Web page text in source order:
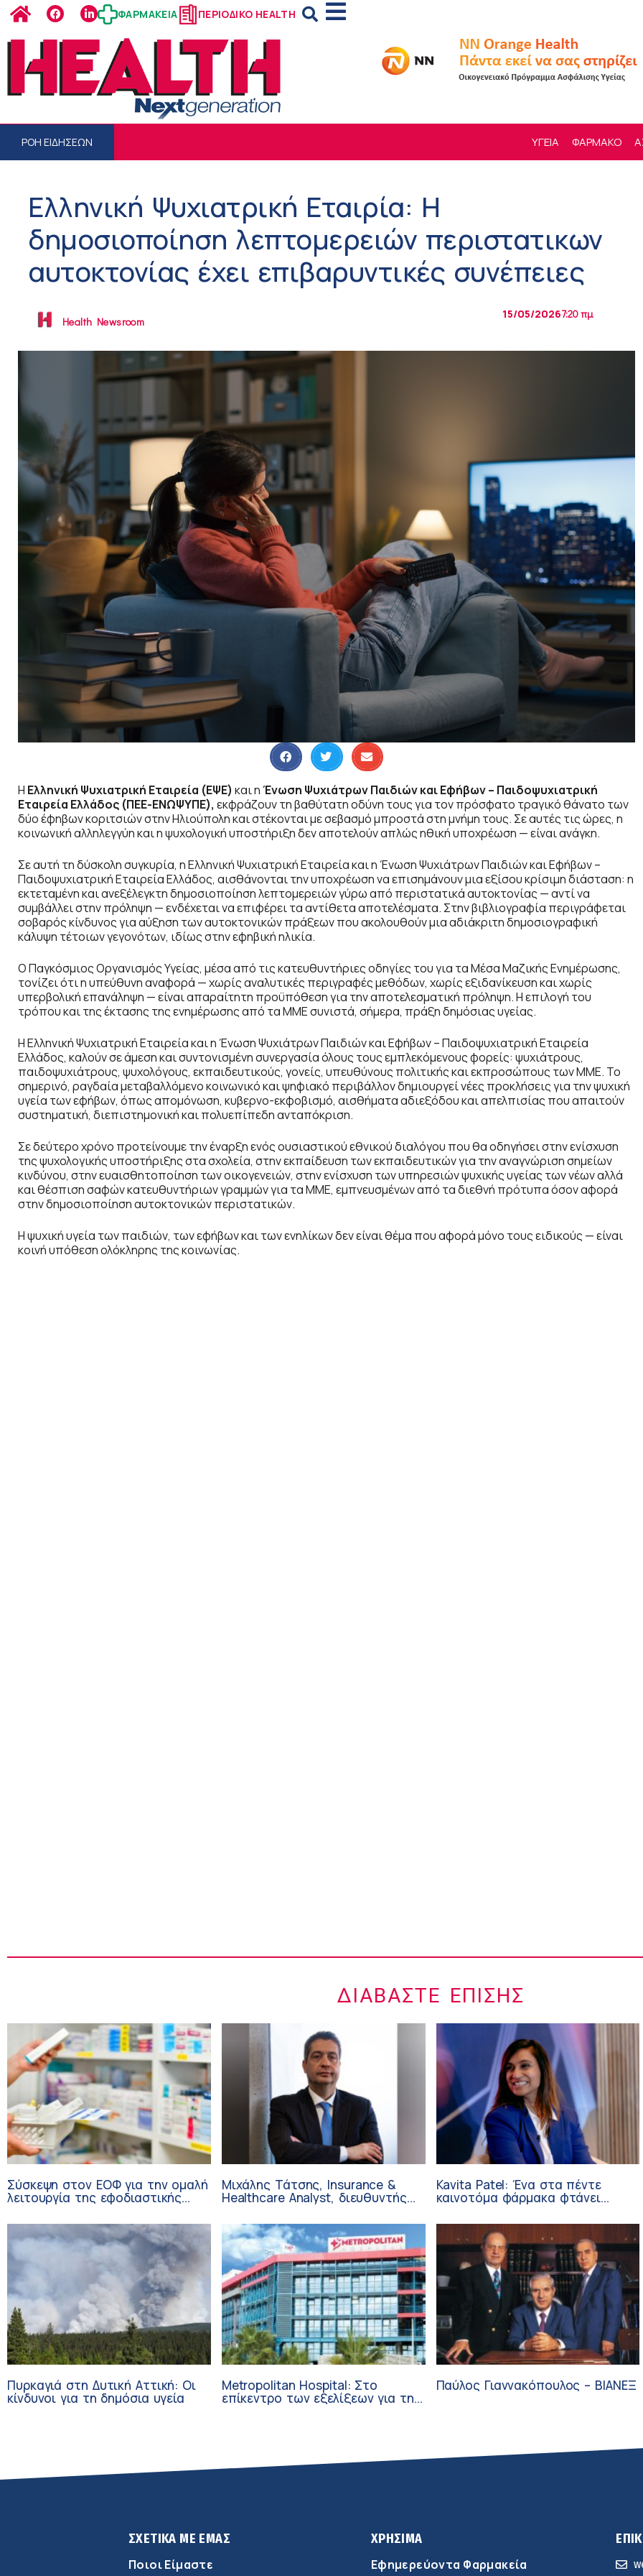
ΦΑΡΜΑΚΕΙΑ ΠΕΡΙΟΔΙΚΟ HEALTH
ΡΟΗ ΕΙΔΗΣΕΩΝ ΥΓΕΙΑ ΦΑΡΜΑΚΟ
Ελληνική Ψυχιατρική Εταιρία: Η
δημοσιοποίηση λεπτομερειών περιστατικων
αυτοκτονίας έχει επιβαρυντικές συνέπειες
Health Newsroom
15/05/20267:20 πμ
Η Ελληνική Ψυχιατρική Εταιρεία (ΕΨΕ) και ηΈνωση Ψυχιάτρων Παιδιών και Εφήβων – Παιδοψυχιατρική
Εταιρεία Ελλάδος (ΠΕΕ-ΕΝΩΨΥΠΕ), εκφράζουν τη βαθύτατη οδύνη τους για τον πρόσφατο τραγικό θάνατο των
δύο έφηβων κοριτσιών στην Ηλιούπολη και στέκονται με σεβασμό μπροστά στη μνήμη τους. Σε αυτές τις ώρες, η
κοινωνική αλληλεγγύη και η ψυχολογική υποστήριξη δεν αποτελούν απλώς ηθική υποχρέωση — είναι ανάγκη.
Σε αυτή τη δύσκολη συγκυρία, η Ελληνική Ψυχιατρική Εταιρεία και η Ένωση Ψυχιάτρων Παιδιών και Εφήβων –
Παιδοψυχιατρική Εταιρεία Ελλάδος, αισθάνονται την υποχρέωση να επισημάνουν μια εξίσου κρίσιμη διάσταση: η
εκτεταμένη και ανεξέλεγκτη δημοσιοποίηση λεπτομερειών γύρω από περιστατικά αυτοκτονίας — αντί να
συμβάλλει στην πρόληψη — ενδέχεται να επιφέρει τα αντίθετα αποτελέσματα. Στην βιβλιογραφία περιγράφεται
σοβαρός κίνδυνος για αύξηση των αυτοκτονικών πράξεων που ακολουθούν μια αδιάκριτη δημοσιογραφική
κάλυψη τέτοιων γεγονότων, ιδίως στην εφηβική ηλικία.
Ο Παγκόσμιος Οργανισμός Υγείας, μέσα από τις κατευθυντήριες οδηγίες του για τα Μέσα Μαζικής Ενημέρωσης,
τονίζει ότι η υπεύθυνη αναφορά — χωρίς αναλυτικές περιγραφές μεθόδων, χωρίς εξιδανίκευση και χωρίς
υπερβολική επανάληψη — είναι απαραίτητη προϋπόθεση για την αποτελεσματική πρόληψη. Η επιλογή του
τρόπου και της έκτασης της ενημέρωσης από τα ΜΜΕ συνιστά, σήμερα, πράξη δημόσιας υγείας.
Η Ελληνική Ψυχιατρική Εταιρεία και η Ένωση Ψυχιάτρων Παιδιών και Εφήβων – Παιδοψυχιατρική Εταιρεία
Ελλάδος, καλούν σε άμεση και συντονισμένη συνεργασία όλους τους εμπλεκόμενους φορείς: ψυχιάτρους,
παιδοψυχιάτρους, ψυχολόγους, εκπαιδευτικούς, γονείς, υπευθύνους πολιτικής και εκπροσώπους των ΜΜΕ. Το
σημερινό, ραγδαία μεταβαλλόμενο κοινωνικό και ψηφιακό περιβάλλον δημιουργεί νέες προκλήσεις για την ψυχική
υγεία των εφήβων, όπως απομόνωση, κυβερνο-εκφοβισμό, αισθήματα αδιεξόδου και απελπισίας που απαιτούν
συστηματική, διεπιστημονική και πολυεπίπεδη ανταπόκριση.
Σε δεύτερο χρόνο προτείνουμε την έναρξη ενός ουσιαστικού εθνικού διαλόγου που θα οδηγήσει στην ενίσχυση
της ψυχολογικής υποστήριξης στα σχολεία, στην εκπαίδευση των εκπαιδευτικών για την αναγνώριση σημείων
κινδύνου, στην ευαισθητοποίηση των οικογενειών, στην ενίσχυση των υπηρεσιών ψυχικής υγείας των νέων αλλά
και θέσπιση σαφών κατευθυντήριων γραμμών για τα ΜΜΕ, εμπνευσμένων από τα διεθνή πρότυπα όσον αφορά
στην δημοσιοποίηση αυτοκτονικών περιστατικών.
Η ψυχική υγεία των παιδιών, των εφήβων και των ενηλίκων δεν είναι θέμα που αφορά μόνο τους ειδικούς — είναι
κοινή υπόθεση ολόκληρης της κοινωνίας.
ΔΙΑΒΆΣΤΕ ΕΠΊΣΗΣ
Σύσκεψη στον ΕΟΦ για την ομαλή
λειτουργία της εφοδιαστικής
διάρκεια του καλοκαιριού
Μιχάλης Τάτσης, Insurance &
Healthcare Analyst, διευθυντής
Ομίλου HHG
Kavita Patel: Ένα στα πέντε
καινοτόμα φάρμακα φτάνει
Πυρκαγιά στη Δυτική Αττική: Οι
κίνδυνοι για τη δημόσια υγεία
Metropolitan Hospital: Στο
επίκεντρο των εξελίξεων για την
Παύλος Γιαννακόπουλος – ΒΙΑΝΕΞ
ΣΧΕΤΙΚΑ ΜΕ ΕΜΑΣ
Ποιοι Είμαστε
ΧΡΗΣΙΜΑ
Εφημερεύοντα Φαρμακεία